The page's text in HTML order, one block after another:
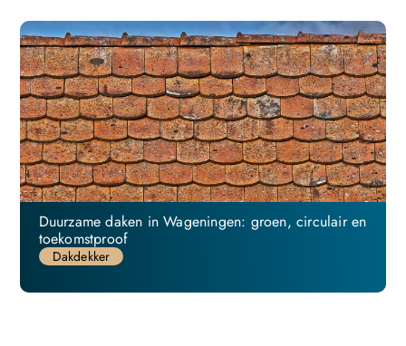
Duurzame daken in Wageningen: groen, circulair en
toekomstproof
Dakdekker